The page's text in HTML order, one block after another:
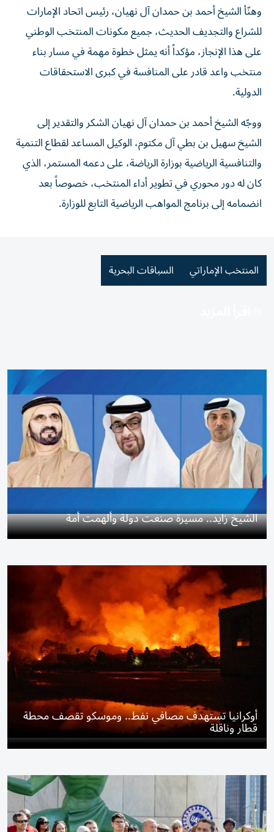
وهنّأ الشيخ أحمد بن حمدان آل نهيان، رئيس اتحاد الإمارات
للشراع والتجديف الحديث، جميع مكونات المنتخب الوطني
على هذا الإنجاز، مؤكداً أنه يمثل خطوة مهمة في مسار بناء
منتخب واعد قادر على المنافسة في كبرى الاستحقاقات
الدولية.
ووجّه الشيخ أحمد بن حمدان آل نهيان الشكر والتقدير إلى
الشيخ سهيل بن بطي آل مكتوم، الوكيل المساعد لقطاع التنمية
والتنافسية الرياضية بوزارة الرياضة، على دعمه المستمر، الذي
كان له دور محوري في تطوير أداء المنتخب، خصوصاً بعد
انضمامه إلى برنامج المواهب الرياضية التابع للوزارة.
المنتخب الإماراتي السباقات البحرية
الشيخ زايد.. مسيرة صنعت دولة وألهمت أمة
أوكرانيا تستهدف مصافي نفط.. وموسكو تقصف محطة
قطار وناقلة